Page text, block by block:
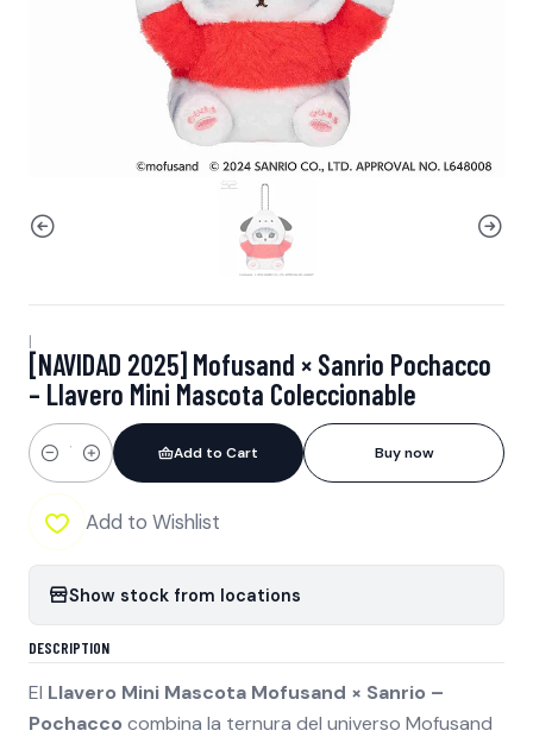
|
[NAVIDAD 2025] Mofusand × Sanrio Pochacco
– Llavero Mini Mascota Coleccionable
Quantity
Add to Cart Buy now
Add to Wishlist
Show stock from locations
DESCRIPTION
El Llavero Mini Mascota Mofusand × Sanrio –
Pochacco combina la ternura del universo Mofusand